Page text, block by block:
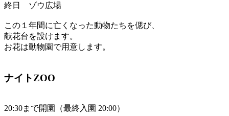
終日 ゾウ広場
この１年間に亡くなった動物たちを偲び、
献花台を設けます。
お花は動物園で用意します。
ナイトZOO
20:30まで開園（最終入園 20:00）